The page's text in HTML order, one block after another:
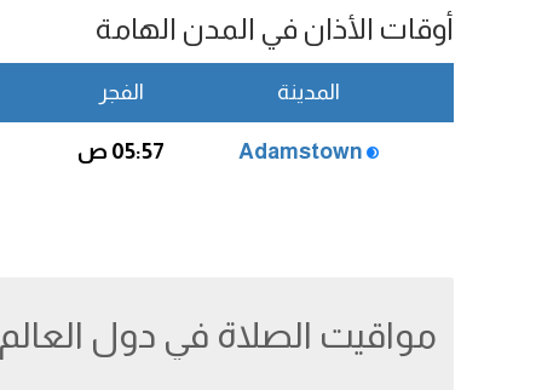
أوقات الأذان في المدن الهامة
المدينة الفجر
Adamstown 05:57 ص
مواقيت الصلاة في دول العالم